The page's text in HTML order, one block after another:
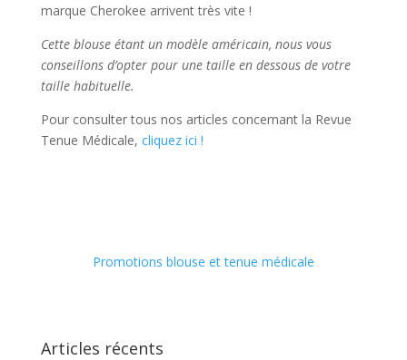
marque Cherokee arrivent très vite !
Cette blouse étant un modèle américain, nous vous
conseillons d’opter pour une taille en dessous de votre
taille habituelle.
Pour consulter tous nos articles concernant la Revue
Tenue Médicale, cliquez ici !
Promotions blouse et tenue médicale
Articles récents